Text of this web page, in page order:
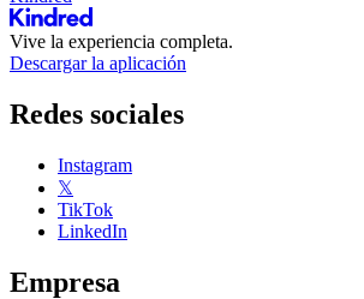
Vive la experiencia completa.
Descargar la aplicación
Redes sociales
Instagram
𝕏
TikTok
LinkedIn
Empresa